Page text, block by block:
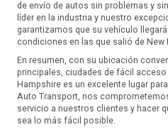
de envío de autos sin problemas y
líder en la industria y nuestro
garantizamos que su vehículo
condiciones en las que salió de New
En resumen, con su ubicación
principales, ciudades de fácil
Hampshire es un excelente lugar
Auto Transport, nos
servicio a nuestros clientes y hacer
sea lo más fácil posible.